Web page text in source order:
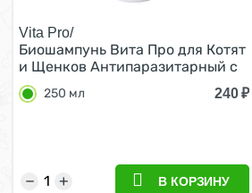
Vita Pro/
Биошампунь Вита Про для Котят
и Щенков Антипаразитарный с
маслом лаванды 250 мл
250 мл 240₽
+
− В КОРЗИНУ